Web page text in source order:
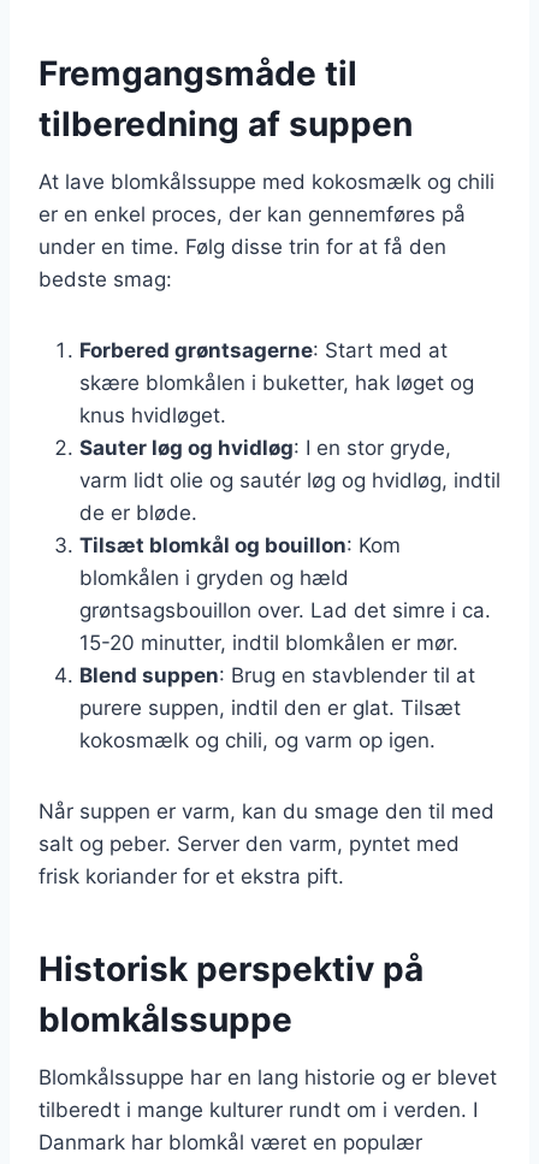
Fremgangsmåde til
tilberedning af suppen
At lave blomkålssuppe med kokosmælk og chili
er en enkel proces, der kan gennemføres på
under en time. Følg disse trin for at få den
bedste smag:
Forbered grøntsagerne: Start med at
skære blomkålen i buketter, hak løget og
knus hvidløget.
Sauter løg og hvidløg: I en stor gryde,
varm lidt olie og sautér løg og hvidløg, indtil
de er bløde.
Tilsæt blomkål og bouillon: Kom
blomkålen i gryden og hæld
grøntsagsbouillon over. Lad det simre i ca.
15-20 minutter, indtil blomkålen er mør.
Blend suppen: Brug en stavblender til at
purere suppen, indtil den er glat. Tilsæt
kokosmælk og chili, og varm op igen.
Når suppen er varm, kan du smage den til med
salt og peber. Server den varm, pyntet med
frisk koriander for et ekstra pift.
Historisk perspektiv på
blomkålssuppe
Blomkålssuppe har en lang historie og er blevet
tilberedt i mange kulturer rundt om i verden. I
Danmark har blomkål været en populær